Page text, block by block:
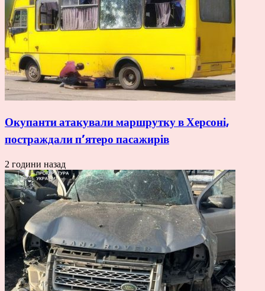
Окупанти атакували маршрутку в Херсоні,
постраждали п’ятеро пасажирів
2 години назад